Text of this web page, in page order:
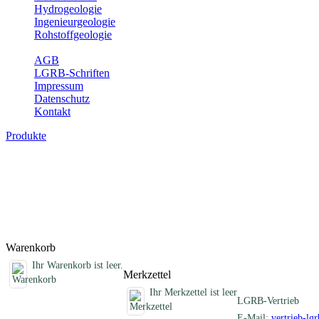
Hydrogeologie
Ingenieurgeologie
Rohstoffgeologie
AGB
LGRB-Schriften
Impressum
Datenschutz
Kontakt
Produkte
Warenkorb
Ihr Warenkorb ist leer.
Merkzettel
Ihr Merkzettel ist leer
LGRB-Vertrieb